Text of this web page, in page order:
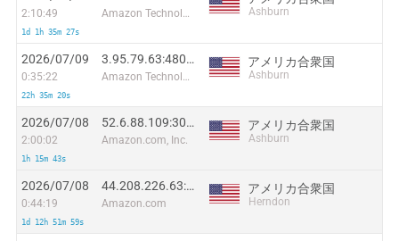
2:10:49
1d 1h 35m 27s
Amazon Technologies Inc Ashburn
2026/07/09
0:35:22
22h 35m 20s
3.95.79.63:48041
Amazon Technologies Inc.
アメリカ合衆国
Ashburn
2026/07/08
2:00:02
1h 15m 43s
52.6.88.109:30727
Amazon.com, Inc.
アメリカ合衆国
Ashburn
2026/07/08
0:44:19
1d 12h 51m 59s
44.208.226.63:16225
Amazon.com
アメリカ合衆国
Herndon